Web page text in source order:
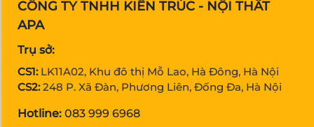
CÔNG TY TNHH KIẾN TRÚC - NỘI THẤT
APA
Trụ sở:
CS1: LK11A02, Khu đô thị Mỗ Lao, Hà Đông, Hà Nội
CS2: 248 P. Xã Đàn, Phương Liên, Đống Đa, Hà Nội
Hotline: 083 999 6968